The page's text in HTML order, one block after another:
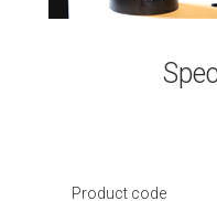
Product code